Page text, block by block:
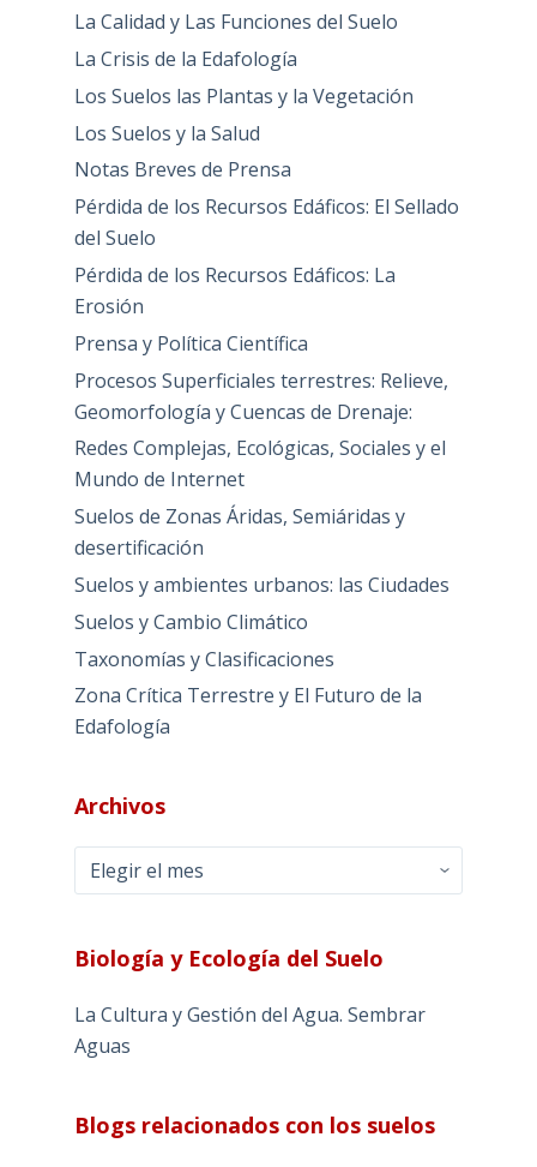
La Calidad y Las Funciones del Suelo
La Crisis de la Edafología
Los Suelos las Plantas y la Vegetación
Los Suelos y la Salud
Notas Breves de Prensa
Pérdida de los Recursos Edáficos: El Sellado
del Suelo
Pérdida de los Recursos Edáficos: La
Erosión
Prensa y Política Científica
Procesos Superficiales terrestres: Relieve,
Geomorfología y Cuencas de Drenaje:
Redes Complejas, Ecológicas, Sociales y el
Mundo de Internet
Suelos de Zonas Áridas, Semiáridas y
desertificación
Suelos y ambientes urbanos: las Ciudades
Suelos y Cambio Climático
Taxonomías y Clasificaciones
Zona Crítica Terrestre y El Futuro de la
Edafología
Archivos
Archivos
Biología y Ecología del Suelo
La Cultura y Gestión del Agua. Sembrar
Aguas
Blogs relacionados con los suelos